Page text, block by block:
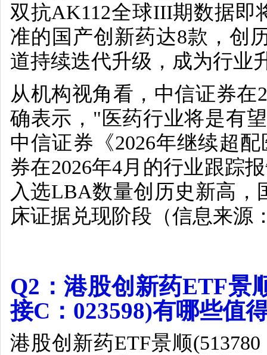
双抗AK112全球III期数据即
准的国产创新药达8款，创
道持续迭代升级，成为行业
从机构视角看，中信证券在
确表示， " 医药行业将是有
中信证券《2026年继续超
券在2026年4月的行业跟踪
入选LBA数量创历史新高，
床证据兑现阶段（信息来源
Q2 ：港股创新药ETF景
接C ： 023598)有哪些值
港股创新药ETF景顺(513780